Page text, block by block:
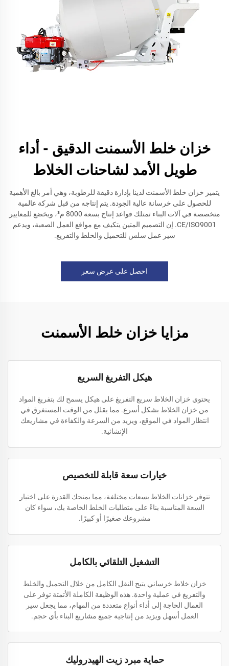
خزان خلط الأسمنت الدقيق - أداء
طويل الأمد لشاحنات الخلاط
يتميز خزان خلط الأسمنت لدينا بإدارة دقيقة للرطوبة، وهي أمر بالغ الأهمية
للحصول على خرسانة عالية الجودة. يتم إنتاجه من قبل شركة عالمية
متخصصة في آلات البناء تمتلك قواعد إنتاج بسعة 8000 م³، ويخضع للمعايير
CE/ISO9001. إن التصميم المتين يتكيف مع مواقع العمل الصعبة، ويدعم
سير عمل سلس للتحميل والخلط والتفريغ.
احصل على عرض سعر
مزايا خزان خلط الأسمنت
هيكل التفريغ السريع
يحتوي خزان الخلاط سريع التفريغ على هيكل يسمح لك بتفريغ المواد
من خزان الخلاط بشكل أسرع. مما يقلل من الوقت المستغرق في
انتظار المواد في الموقع، ويزيد من السرعة والكفاءة في مشاريعك
الإنشائية.
خيارات سعة قابلة للتخصيص
تتوفر خزانات الخلاط بسعات مختلفة، مما يمنحك القدرة على اختيار
السعة المناسبة بناءً على متطلبات الخلط الخاصة بك، سواء كان
مشروعك صغيرًا أو كبيرًا.
التشغيل التلقائي بالكامل
خزان خلاط خرساني يتيح النقل الكامل من خلال التحميل والخلط
والتفريغ في عملية واحدة. هذه الوظيفة الكاملة الأتمتة توفر على
العمال الحاجة إلى أداء أنواع متعددة من المهام، مما يجعل سير
العمل أسهل ويزيد من إنتاجية جميع مشاريع البناء بأي حجم.
حماية مبرد زيت الهيدروليك